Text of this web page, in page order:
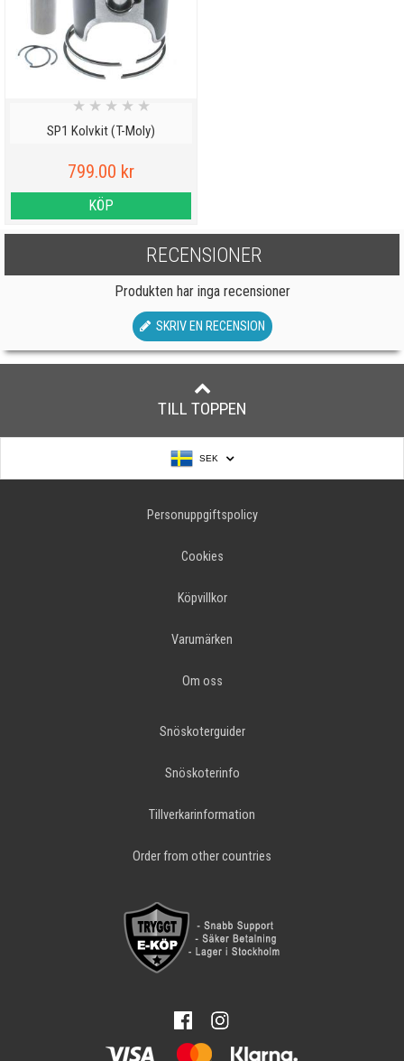
SP1 Kolvkit (T-Moly)
★ ★ ★ ★ ★
799.00 kr
KÖP
RECENSIONER
Produkten har inga recensioner
SKRIV EN RECENSION
TILL TOPPEN
SEK
Personuppgiftspolicy
Cookies
Köpvillkor
Varumärken
Om oss
Snöskoterguider
Snöskoterinfo
Tillverkarinformation
Order from other countries